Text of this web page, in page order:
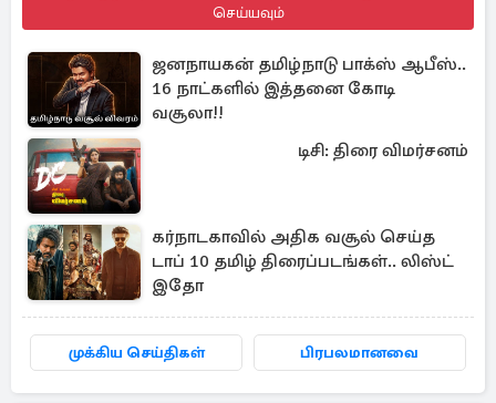
செய்யவும்
ஜனநாயகன் தமிழ்நாடு பாக்ஸ் ஆபீஸ்..
16 நாட்களில் இத்தனை கோடி
வசூலா!!
டிசி: திரை விமர்சனம்
கர்நாடகாவில் அதிக வசூல் செய்த
டாப் 10 தமிழ் திரைப்படங்கள்.. லிஸ்ட்
இதோ
முக்கிய செய்திகள் பிரபலமானவை